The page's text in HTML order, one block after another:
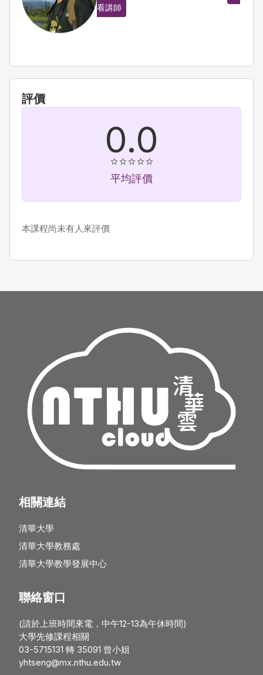
看講師
評價
0.0
平均評價
本課程尚未有人來評價
相關連結
清華大學
清華大學教務處
清華大學教學發展中心
聯絡窗口
(請於上班時間來電，中午12-13為午休時間)
大學先修課程相關
03-5715131 轉 35091 曾小姐
yhtseng@mx.nthu.edu.tw